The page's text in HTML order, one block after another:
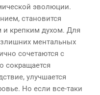
эволюции.
становится
крепким духом. Для
ментальных
сочетаются с
сокращается
улучшается
Но если все-таки